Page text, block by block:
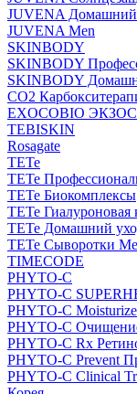
JUVENA Домашний
JUVENA Men
SKINBODY
SKINBODY
SKINBODY
CO2
EXOCOBIO
TEBISKIN
Rosagate
TETe
TETe
TETe Биокомплексы
TETe Гиалуроновая
TETe Домашний
TETe Сыворотки
TIMECODE
PHYTO-C
PHYTO-C
PHYTO-C
PHYTO-C
PHYTO-C Rx
PHYTO-C Prevent
PHYTO-C Clinical